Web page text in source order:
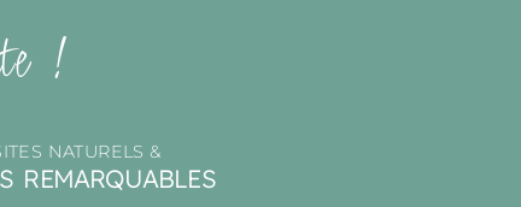
!
NATURELS &
REMARQUABLES